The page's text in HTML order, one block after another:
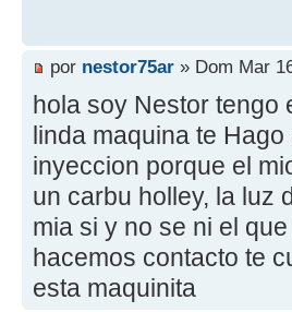
por nestor75ar » Dom Mar
hola soy Nestor tengo
linda maquina te
inyeccion porque el
un carbu holley, la luz
mia si y no se ni el
hacemos contacto te
esta maquinita